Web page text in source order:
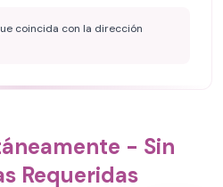
coincida con la dirección
- Sin
Requeridas